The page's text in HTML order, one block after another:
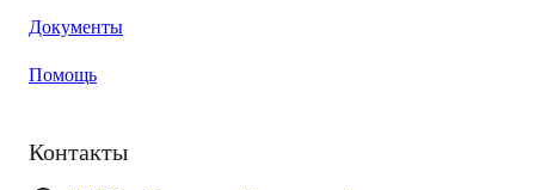
Документы
Помощь
Контакты